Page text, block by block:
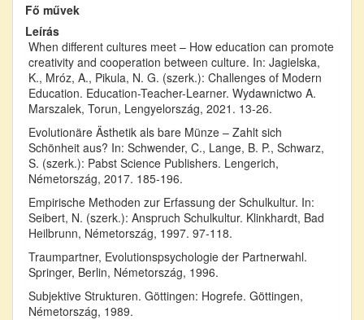
Fő művek
Leírás
When different cultures meet – How education can promote
creativity and cooperation between culture. In: Jagielska,
K., Mróz, A., Pikula, N. G. (szerk.): Challenges of Modern
Education. Education-Teacher-Learner. Wydawnictwo A.
Marszalek, Torun, Lengyelország, 2021. 13-26.
Evolutionäre Ästhetik als bare Münze – Zahlt sich
Schönheit aus? In: Schwender, C., Lange, B. P., Schwarz,
S. (szerk.): Pabst Science Publishers. Lengerich,
Németország, 2017. 185-196.
Empirische Methoden zur Erfassung der Schulkultur. In:
Seibert, N. (szerk.): Anspruch Schulkultur. Klinkhardt, Bad
Heilbrunn, Németország, 1997. 97-118.
Traumpartner, Evolutionspsychologie der Partnerwahl.
Springer, Berlin, Németország, 1996.
Subjektive Strukturen. Göttingen: Hogrefe. Göttingen,
Németország, 1989.